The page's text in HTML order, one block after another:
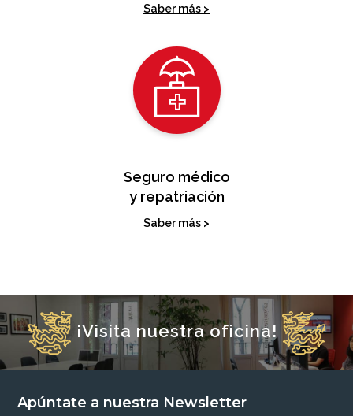
Saber más >
Seguro médico
y repatriación
Saber más >
¡Visita nuestra oficina!
Apúntate a nuestra Newsletter